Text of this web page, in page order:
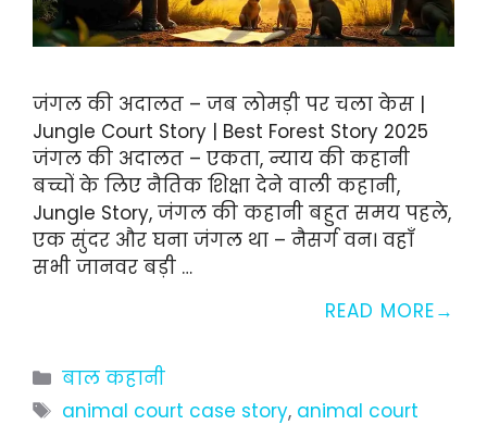
जंगल की अदालत – जब लोमड़ी पर चला केस |
Jungle Court Story | Best Forest Story 2025
जंगल की अदालत – एकता, न्याय की कहानी
बच्चों के लिए नैतिक शिक्षा देने वाली कहानी,
Jungle Story, जंगल की कहानी बहुत समय पहले,
एक सुंदर और घना जंगल था – नैसर्ग वन। वहाँ
सभी जानवर बड़ी …
READ MORE
Categories
बाल कहानी
Tags
animal court case story, animal court